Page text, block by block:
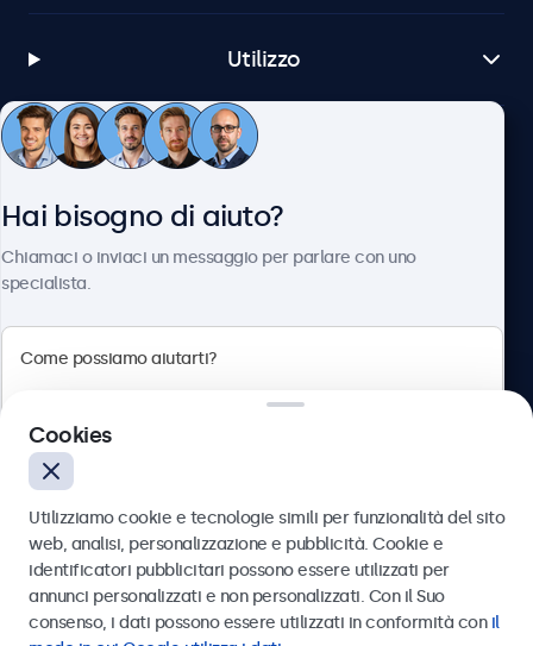
Utilizzo
Servizio Clienti
Italiano
Hai bisogno di aiuto?
Chiamaci o inviaci un messaggio per parlare con uno
specialista.
Inviare
Cookies
Utilizziamo cookie e tecnologie simili per funzionalità del sito
web, analisi, personalizzazione e pubblicità. Cookie e
identificatori pubblicitari possono essere utilizzati per
annunci personalizzati e non personalizzati. Con il Suo
consenso, i dati possono essere utilizzati in conformità con il